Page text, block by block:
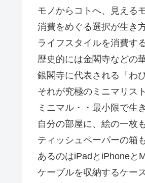
モノからコトへ、見える
消費をめぐる選択が生き
ライフスタイルを消費す
歴史的には金閣寺などの
銀閣寺に代表される「わ
それが究極のミニマリス
ミニマル・・最小限で生
自分の部屋に、絵の一枚
ティッシュペーパーの箱
あるのはiPadとiPhoneと
ケーブルを収納するケー